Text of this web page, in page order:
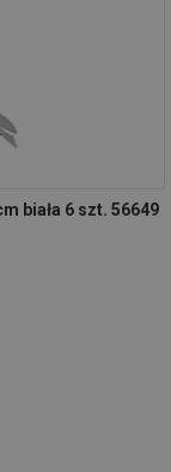
biała 6 szt. 56649